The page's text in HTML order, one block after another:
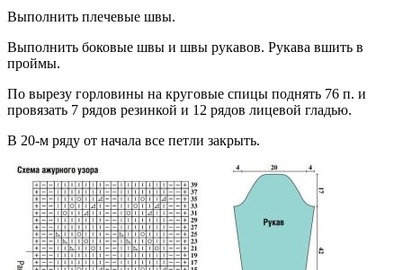
Выполнить плечевые швы.
Выполнить боковые швы и швы рукавов. Рукава вшить в
проймы.
По вырезу горловины на круговые спицы поднять 76 п. и
провязать 7 рядов резинкой и 12 рядов лицевой гладью.
В 20-м ряду от начала все петли закрыть.